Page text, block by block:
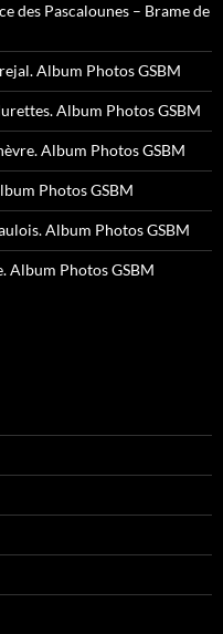
des Pascalounes – Brame de
Album Photos GSBM
Album Photos GSBM
Album Photos GSBM
Photos GSBM
Album Photos GSBM
Album Photos GSBM